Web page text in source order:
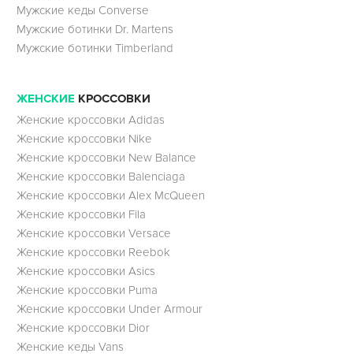
Мужские кеды Converse
Мужские ботинки Dr. Martens
Мужские ботинки Timberland
ЖЕНСКИЕ КРОССОВКИ
Женские кроссовки Adidas
Женские кроссовки Nike
Женские кроссовки New Balance
Женские кроссовки Balenciaga
Женские кроссовки Alex McQueen
Женские кроссовки Fila
Женские кроссовки Versace
Женские кроссовки Reebok
Женские кроссовки Asics
Женские кроссовки Puma
Женские кроссовки Under Armour
Женские кроссовки Dior
Женские кеды Vans